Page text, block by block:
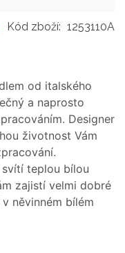
Kód zboží: 1253110A
od italského
a naprosto
Designer
životnost Vám
svítí teplou bílou
zajistí velmi dobré
něvinném bílém